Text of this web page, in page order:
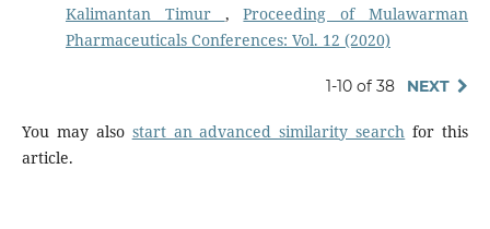
Kalimantan Timur ,Proceeding of Mulawarman
Pharmaceuticals Conferences: Vol. 12 (2020)
1-10 of 38 NEXT
You may also start an advanced similarity search for this
article.